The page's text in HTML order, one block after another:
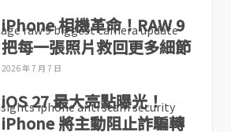
iPhone 相機革命！RAW 9
把每一張照片救回更多細節
2026 年 7 月 7 日
iOS 27 最大亮點曝光！
iPhone 將主動阻止詐騙轉